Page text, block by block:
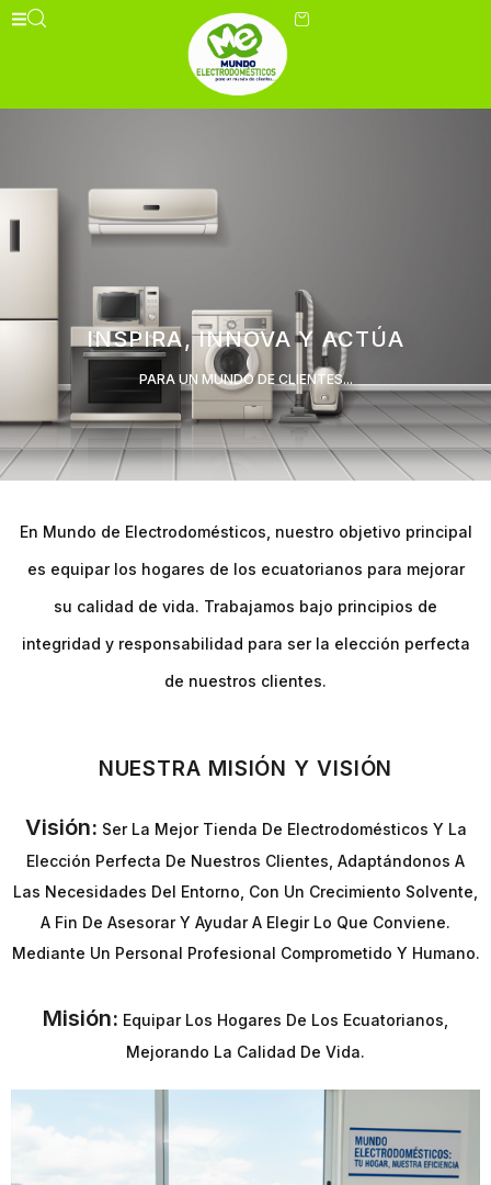
INSPIRA, INNOVA Y ACTÚA
PARA UN MUNDO DE CLIENTES...
En Mundo de Electrodomésticos, nuestro objetivo principal
es equipar los hogares de los ecuatorianos para mejorar
su calidad de vida. Trabajamos bajo principios de
integridad y responsabilidad para ser la elección perfecta
de nuestros clientes.
NUESTRA MISIÓN Y VISIÓN
Visión: Ser La Mejor Tienda De Electrodomésticos Y La
Elección Perfecta De Nuestros Clientes, Adaptándonos A
Las Necesidades Del Entorno, Con Un Crecimiento Solvente,
A Fin De Asesorar Y Ayudar A Elegir Lo Que Conviene.
Mediante Un Personal Profesional Comprometido Y Humano.
Misión: Equipar Los Hogares De Los Ecuatorianos,
Mejorando La Calidad De Vida.